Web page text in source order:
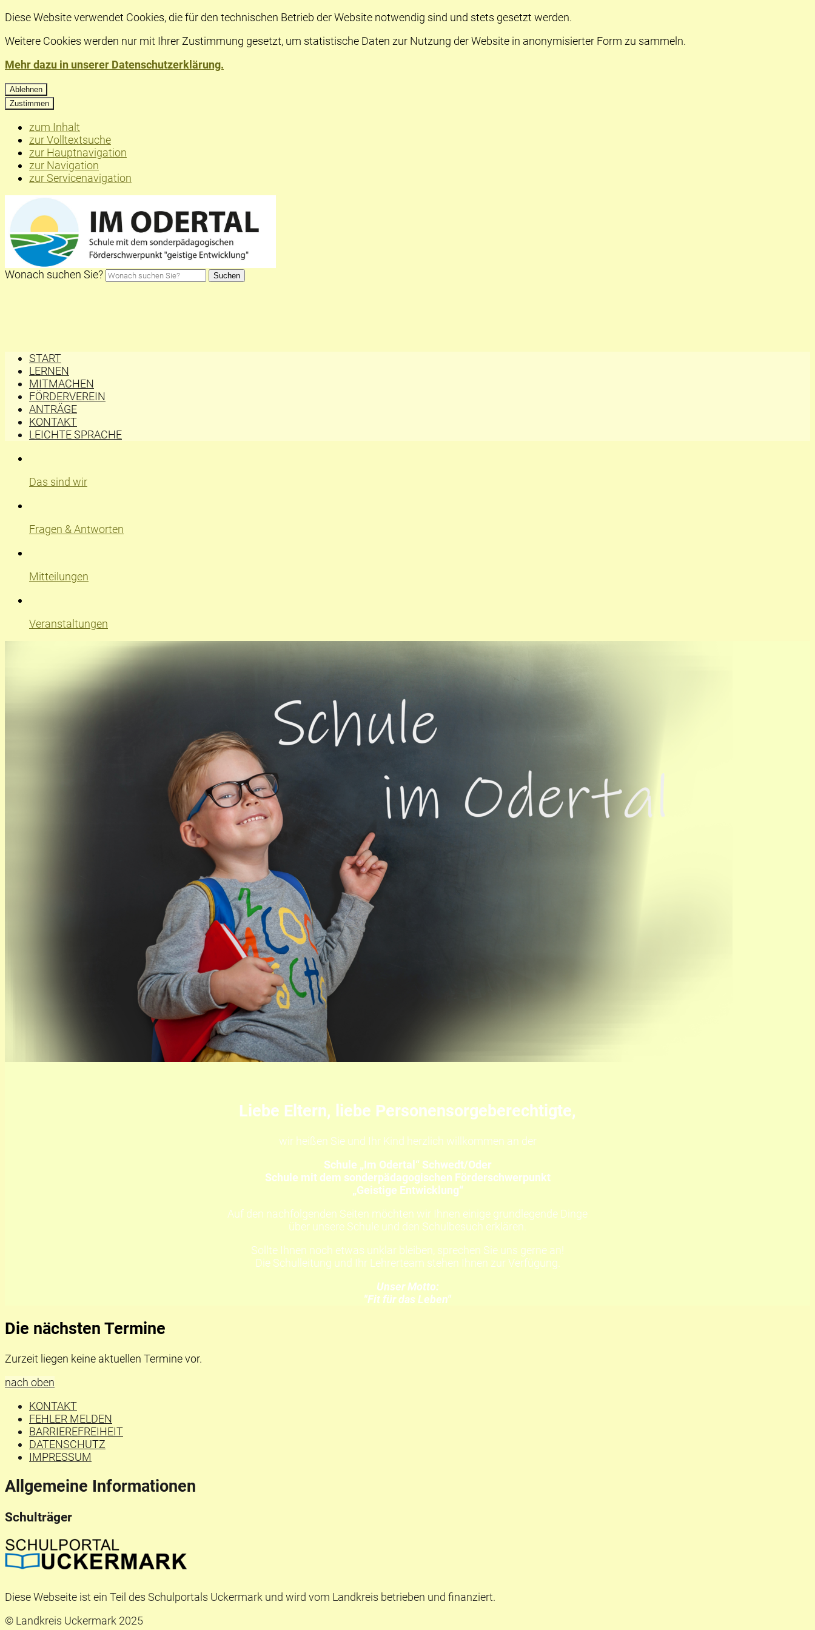
Diese Website verwendet Cookies, die für den technischen Betrieb der Website notwendig sind und stets gesetzt werden.
Weitere Cookies werden nur mit Ihrer Zustimmung gesetzt, um statistische Daten zur Nutzung der Website in anonymisierter Form zu sammeln.
Mehr dazu in unserer Datenschutzerklärung.
Ablehnen
Zustimmen
zum Inhalt
zur Volltextsuche
zur Hauptnavigation
zur Navigation
zur Servicenavigation
Wonach suchen Sie? Suchen
START
LERNEN
MITMACHEN
FÖRDERVEREIN
ANTRÄGE
KONTAKT
LEICHTE SPRACHE
Das sind wir
Fragen & Antworten
Mitteilungen
Veranstaltungen
Liebe Eltern, liebe Personensorgeberechtigte,
wir heißen Sie und Ihr Kind herzlich willkommen an der
Schule „Im Odertal“ Schwedt/Oder
Schule mit dem sonderpädagogischen Förderschwerpunkt
„Geistige Entwicklung“
Auf den nachfolgenden Seiten möchten wir Ihnen einige grundlegende Dinge
über unsere Schule und den Schulbesuch erklären.
Sollte Ihnen noch etwas unklar bleiben, sprechen Sie uns gerne an!
Die Schulleitung und Ihr Lehrerteam stehen Ihnen zur Verfügung.
Unser Motto:
"Fit für das Leben"
Die nächsten Termine
Zurzeit liegen keine aktuellen Termine vor.
nach oben
KONTAKT
FEHLER MELDEN
BARRIEREFREIHEIT
DATENSCHUTZ
IMPRESSUM
Allgemeine Informationen
Schulträger
Diese Webseite ist ein Teil des Schulportals Uckermark und wird vom Landkreis betrieben und finanziert.
© Landkreis Uckermark 2025